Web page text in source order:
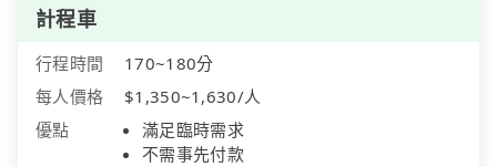
計程車
行程時間
170~180分
每人價格
$1,350~1,630/人
優點
滿足臨時需求
不需事先付款